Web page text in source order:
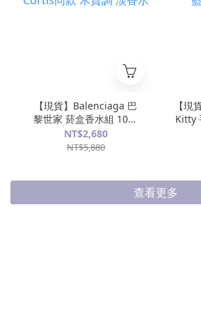
【現貨】Balenciaga 巴
黎世家 菸盒香水組 10入
Cortis同款 木質調 淡香
水
NT$2,680
NT$5,880
【現
Kitty
查看更多